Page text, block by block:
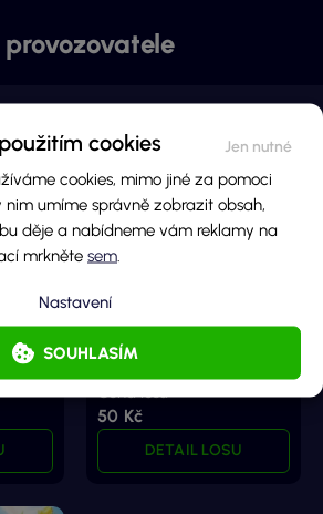
cookies
cookies, mimo jiné za pomoci
nim umíme správně zobrazit obsah,
děje a nabídneme vám reklamy na
mrkněte sem
SOUHLASÍM
Nastavení
Hlavní cena
2 400 000 Kč
Cena losu
50 Kč
DETAIL LOSU